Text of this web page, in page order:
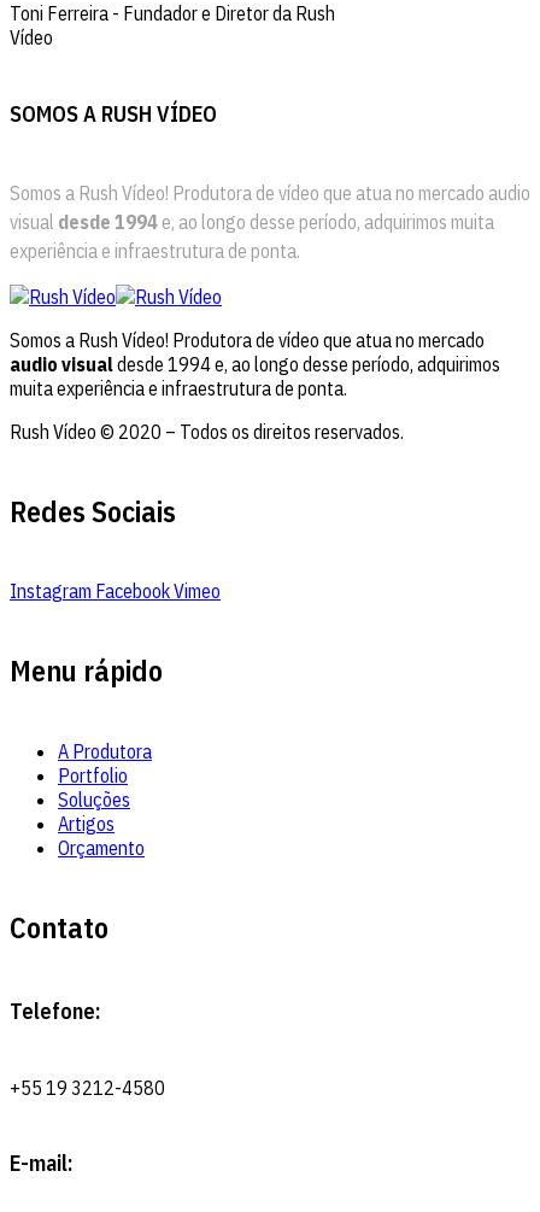
Toni Ferreira - Fundador e Diretor da Rush
Vídeo
SOMOS A RUSH VÍDEO
Somos a Rush Vídeo! Produtora de vídeo que atua no mercado audio
visual desde 1994 e, ao longo desse período, adquirimos muita
experiência e infraestrutura de ponta.
Somos a Rush Vídeo! Produtora de vídeo que atua no mercado
audio visualdesde 1994 e, ao longo desse período, adquirimos
muita experiência e infraestrutura de ponta.
Rush Vídeo © 2020 – Todos os direitos reservados.
Redes Sociais
Instagram FacebookVimeo
Menu rápido
A Produtora
Portfolio
Soluções
Artigos
Orçamento
Contato
Telefone:
+55 19 3212-4580
E-mail: